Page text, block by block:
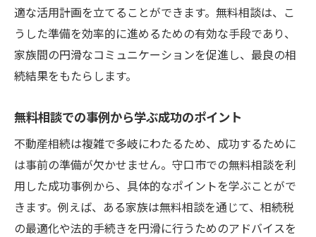
適な活用計画を立てることができます。無料相談は、こ
うした準備を効率的に進めるための有効な手段であり、
家族間の円滑なコミュニケーションを促進し、最良の相
続結果をもたらします。
無料相談での事例から学ぶ成功のポイント
不動産相続は複雑で多岐にわたるため、成功するために
は事前の準備が欠かせません。守口市での無料相談を利
用した成功事例から、具体的なポイントを学ぶことがで
きます。例えば、ある家族は無料相談を通じて、相続税
の最適化や法的手続きを円滑に行うためのアドバイスを